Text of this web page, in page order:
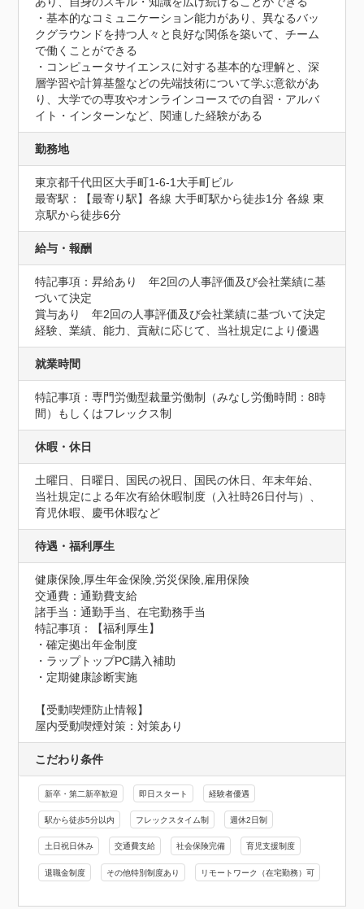
・基本的なコミュニケーション能力があり、異なるバッ
クグラウンドを持つ人々と良好な関係を築いて、チーム
で働くことができる
・コンピュータサイエンスに対する基本的な理解と、深
層学習や計算基盤などの先端技術について学ぶ意欲があ
り、大学での専攻やオンラインコースでの自習・アルバ
イト・インターンなど、関連した経験がある
勤務地
東京都千代田区大手町1-6-1大手町ビル
最寄駅：【最寄り駅】各線 大手町駅から徒歩1分 各線 東
京駅から徒歩6分
給与・報酬
特記事項：昇給あり　年2回の人事評価及び会社業績に基
づいて決定
賞与あり　年2回の人事評価及び会社業績に基づいて決定
経験、業績、能力、貢献に応じて、当社規定により優遇
就業時間
特記事項：専門労働型裁量労働制（みなし労働時間：8時
間）もしくはフレックス制
休暇・休日
土曜日、日曜日、国民の祝日、国民の休日、年末年始、
当社規定による年次有給休暇制度（入社時26日付与）、
育児休暇、慶弔休暇など
待遇・福利厚生
健康保険,厚生年金保険,労災保険,雇用保険
交通費：通勤費支給
諸手当：通勤手当、在宅勤務手当
特記事項：【福利厚生】
・確定拠出年金制度
・ラップトップPC購入補助
・定期健康診断実施
【受動喫煙防止情報】
屋内受動喫煙対策：対策あり
こだわり条件
新卒・第二新卒歓迎 即日スタート 経験者優遇
駅から徒歩5分以内 フレックスタイム制 週休2日制
土日祝日休み 交通費支給 社会保険完備 育児支援制度
退職金制度 その他特別制度あり リモートワーク（在宅勤務）可